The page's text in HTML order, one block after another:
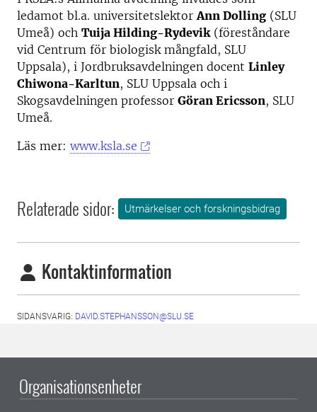
ledamot bl.a. universitetslektorAnn Dolling (SLU
Umeå) och Tuija Hilding-Rydevik(föreståndare
vid Centrum för biologisk mångfald, SLU
Uppsala), i Jordbruksavdelningen docent Linley
Chiwona-Karltun, SLU Uppsala och i
Skogsavdelningen professor Göran Ericsson, SLU
Umeå.
Läs mer: www.ksla.se
Relaterade sidor: Utmärkelser och forskningsbidrag
Kontaktinformation
SIDANSVARIG: DAVID.STEPHANSSON@SLU.SE
Organisationsenheter